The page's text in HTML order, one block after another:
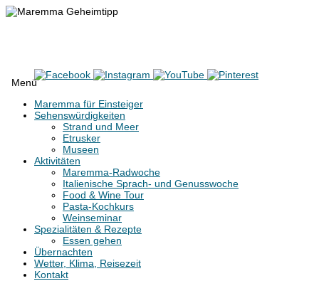
Menü
Zum
Inhalt
Maremma für Einsteiger
Sehenswürdigkeiten
Strand und Meer
Etrusker
Museen
Aktivitäten
Maremma-Radwoche
Italienische Sprach- und Genusswoche
Food & Wine Tour
Pasta-Kochkurs
Weinseminar
Spezialitäten & Rezepte
Essen gehen
Übernachten
Wetter, Klima, Reisezeit
Kontakt